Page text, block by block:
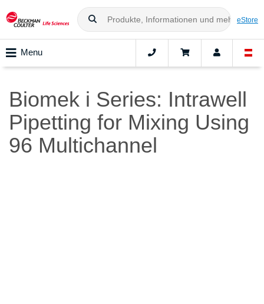
eStore
Menu
Biomek i Series: Intrawell
Pipetting for Mixing Using
96 Multichannel